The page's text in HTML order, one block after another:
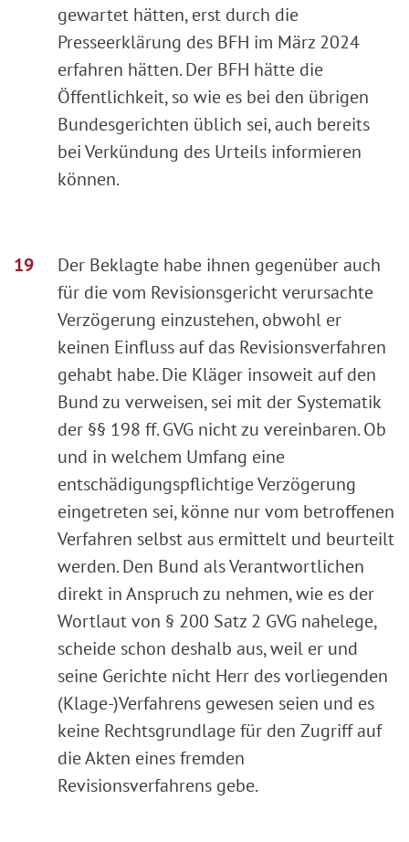
gewartet hätten, erst durch die
Presseerklärung des BFH im März 2024
erfahren hätten. Der BFH hätte die
Öffentlichkeit, so wie es bei den übrigen
Bundesgerichten üblich sei, auch bereits
bei Verkündung des Urteils informieren
können.
Der Beklagte habe ihnen gegenüber auch
für die vom Revisionsgericht verursachte
Verzögerung einzustehen, obwohl er
keinen Einfluss auf das Revisionsverfahren
gehabt habe. Die Kläger insoweit auf den
Bund zu verweisen, sei mit der Systematik
der §§ 198 ff. GVG nicht zu vereinbaren. Ob
und in welchem Umfang eine
entschädigungspflichtige Verzögerung
eingetreten sei, könne nur vom betroffenen
Verfahren selbst aus ermittelt und beurteilt
werden. Den Bund als Verantwortlichen
direkt in Anspruch zu nehmen, wie es der
Wortlaut von § 200 Satz 2 GVG nahelege,
scheide schon deshalb aus, weil er und
seine Gerichte nicht Herr des vorliegenden
(Klage-)Verfahrens gewesen seien und es
keine Rechtsgrundlage für den Zugriff auf
die Akten eines fremden
Revisionsverfahrens gebe.